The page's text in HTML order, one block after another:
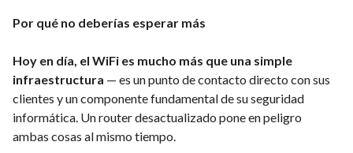
Por qué no deberías esperar más
Hoy en día, el WiFi es mucho más que una simple
infraestructura — es un punto de contacto directo con sus
clientes y un componente fundamental de su seguridad
informática. Un router desactualizado pone en peligro
ambas cosas al mismo tiempo.